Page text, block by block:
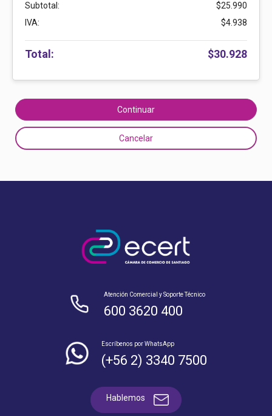
Subtotal:
$25.990
IVA:
$4.938
Total: $30.928
Continuar
Cancelar
Atención Comercial y Soporte Técnico
600 3620 400
Escríbenos por WhatsApp
(+56 2) 3340 7500
Hablemos